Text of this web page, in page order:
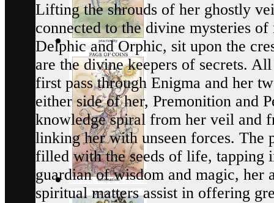
Lifting the shrouds of her ghostly
connected to the divine mysteries
Delphic and Orphic, sit upon the
are the divine keepers of secrets.
first pass through Enigma and her
either side of her, Premonition and
knowledge spiral from her veil and
linking her with unseen forces. The
filled with the seeds of life, tapping
guardian of wisdom and magic, her
spiritual matters assist in offering